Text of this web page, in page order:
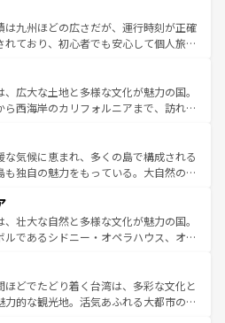
ぶとそれぞれで全く異なる文化を体験で
ろう。 なお、新着のフランス情報はコンテンツ一覧
。
ひ体験してほしい。 なお、新着の
テンツ一覧を参照してほしい。
魅力がある。また、優雅なアフタヌーン
きにはたまらない英国パブ、サッカー観
らこそできる体験も豊富。イギリスを旅
ほしい。
は九州ほどの広さだが、運行時刻が正確
れており、初心者でも安心して個人旅行
る町や、スイスならではのユニークな
プス観光だけでなく町歩きも満喫する
民の所得が高いため物価も高いが、旅行
光を楽しむこともできる。 なお、新
コンテンツ一覧 を参照してほしい。
広大な土地と多様な文化が魅力の国。
ら西海岸のカリフォルニアまで、訪れる
、観光、ショッピング、エンターテイ
た刺激的なスポットだ。一方、アメリカ
広がり、グランドキャニオンやイエロー
ズでは、音楽と美食が融合した独特の
はアメリカの各地域で異なる魅力を楽
多様性と豊かな歴史を感じることができ
だ。 なお、新着のアメリカ
一覧を参照してほしい。
な気候に恵まれ、多くの島で構成される
も独自の魅力をもっている。大自然の神
。また、定番の観光地といえばオアフ
を求めるならマウイ島やカウアイ島が
ルドグリーンに輝く海をはじめ、豊かな
で訪れる人々を迎えてくれるハワイの
ーカルフードやハワイアンミュージッ
ダンスなど、すべてがハワイの魅力を彩
壮大な自然と多様な文化が魅力の国。
ルであるシドニー・オペラハウス、オー
央部にそびえるウルル（エアーズロッ
の美しい原生林やケアンズの熱帯雨林な
くさん。また、カフェやワイン、オージ
ほどでたどり着く台湾は、多彩な文化と
力的な観光地。活気あふれる大都市の台